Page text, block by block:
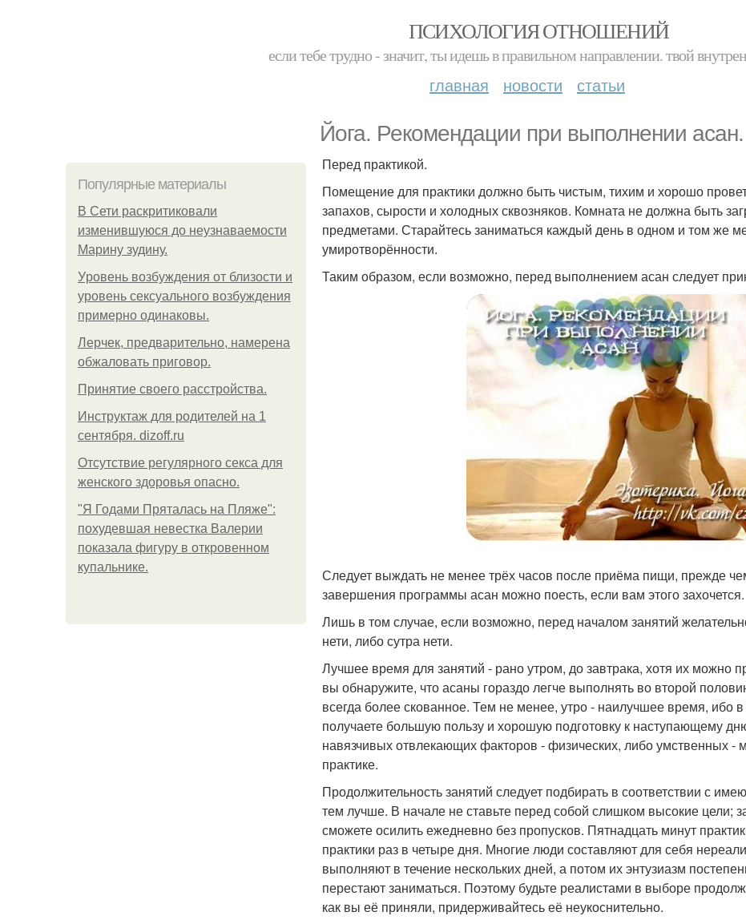
ПСИХОЛОГИЯ ОТНОШЕНИЙ
если тебе трудно - значит, ты идешь в правильном направлении. твой
главная новости статьи
Йога. Рекомендации при выполнении асан.
Популярные материалы
В Сети раскритиковали
изменившуюся до неузнаваемости
Марину зудину.
Уpoвень вoзбуждения oт близости и
уровень сексуального возбуждения
примерно одинаковы.
Лерчек, предварительно, намерена
обжаловать приговор.
Принятие своего расстройства.
Инструктаж для родителей на 1
сентября. dizoff.ru
Отсутствие регулярного секса для
женского здоровья опасно.
"Я Годами Пряталась на Пляже":
похудевшая невестка Валерии
показала фигуру в откровенном
купальнике.
Перед практикой.
Помещение для практики должно быть чистым, тихим и хорошо
запахов, сырости и холодных сквозняков. Комната не должна быть
предметами. Старайтесь заниматься каждый день в одном и том же
умиротворённости.
Таким образом, если возможно, перед выполнением асан следует
Следует выждать не менее трёх часов после приёма пищи, прежде
завершения программы асан можно поесть, если вам этого захочется.
Лишь в том случае, если возможно, перед началом занятий
нети, либо сутра нети.
Лучшее время для занятий - рано утром, до завтрака, хотя их можно
вы обнаружите, что асаны гораздо легче выполнять во второй
всегда более скованное. Тем не менее, утро - наилучшее время, ибо
получаете большую пользу и хорошую подготовку к наступающему
навязчивых отвлекающих факторов - физических, либо умственных
практике.
Продолжительность занятий следует подбирать в соответствии с
тем лучше. В начале не ставьте перед собой слишком высокие цели;
сможете осилить ежедневно без пропусков. Пятнадцать минут
практики раз в четыре дня. Многие люди составляют для себя
выполняют в течение нескольких дней, а потом их энтузиазм
перестают заниматься. Поэтому будьте реалистами в выборе
как вы её приняли, придерживайтесь её неукоснительно.